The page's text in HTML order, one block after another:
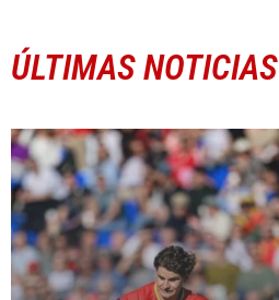
ÚLTIMAS NOTICIAS